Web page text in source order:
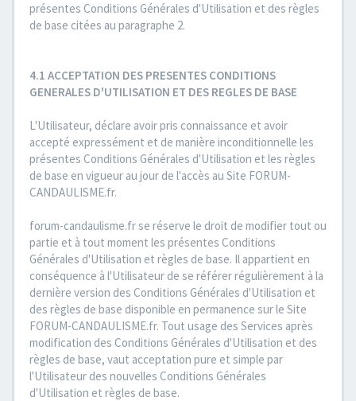
présentes Conditions Générales d'Utilisation et des règles
de base citées au paragraphe 2.
4.1 ACCEPTATION DES PRESENTES CONDITIONS
GENERALES D'UTILISATION ET DES REGLES DE BASE
L'Utilisateur, déclare avoir pris connaissance et avoir
accepté expressément et de manière inconditionnelle les
présentes Conditions Générales d'Utilisation et les règles
de base en vigueur au jour de l'accès au Site FORUM-
CANDAULISME.fr.
forum-candaulisme.fr se réserve le droit de modifier tout ou
partie et à tout moment les présentes Conditions
Générales d'Utilisation et règles de base. Il appartient en
conséquence à l'Utilisateur de se référer régulièrement à la
dernière version des Conditions Générales d'Utilisation et
des règles de base disponible en permanence sur le Site
FORUM-CANDAULISME.fr. Tout usage des Services après
modification des Conditions Générales d'Utilisation et des
règles de base, vaut acceptation pure et simple par
l'Utilisateur des nouvelles Conditions Générales
d'Utilisation et règles de base.